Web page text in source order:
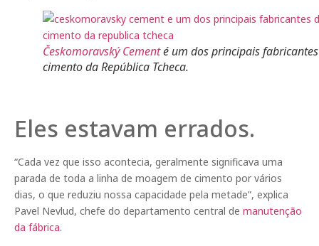
Českomoravský Cementé um dos principais
cimento da República Tcheca.
Eles estavam errados.
“Cada vez que isso acontecia, geralmente significava uma
parada de toda a linha de moagem de cimento por vários
dias, o que reduziu nossa capacidade pela metade”, explica
Pavel Nevlud, chefe do departamento central de manutenção
da fábrica.